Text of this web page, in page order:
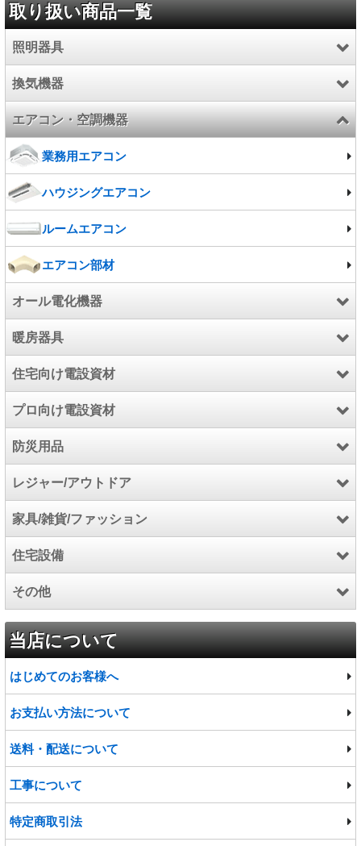
取り扱い商品一覧
照明器具
LED照明器具
照明器具
施設照明
電球/ランプ
換気機器
換気扇
エアコン・空調機器
業務用エアコン
ハウジングエアコン
ルームエアコン
エアコン部材
オール電化機器
エコキュート
電気温水器
IHクッキングヒーター
暖房器具
暖房器具
温水ルームヒーター
こたつ
住宅向け電設資材
インターホン
防犯・セキュリティ用品
住宅用火災警報器
石油給湯機器
除湿機/空気清浄機
食洗機/オーブン
プロ向け電設資材
電設資材
工具/高圧洗浄機/芝刈機
電気自動車充電設備関連
厨房機器
防災用品
防災用品
レジャー/アウトドア
アウトドア
スポーツ
マリン
家具/雑貨/ファッション
家具
カーペット
インテリア雑貨
住宅設備
キッチンパネル
トイレ
その他
食品
当店について
はじめてのお客様へ
お支払い方法について
送料・配送について
工事について
特定商取引法